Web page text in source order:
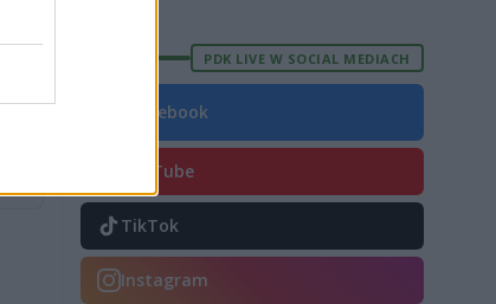
PDK LIVE W SOCIAL MEDIACH
Facebook
YouTube
TikTok
Instagram